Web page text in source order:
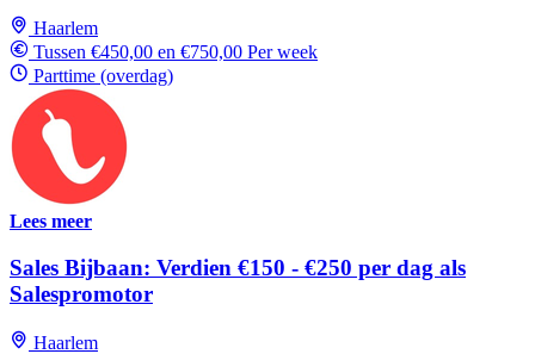
Haarlem
Tussen €450,00 en €750,00 Per week
Parttime (overdag)
Lees meer
Sales Bijbaan: Verdien €150 - €250 per dag als
Salespromotor
Haarlem